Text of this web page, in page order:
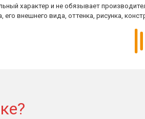
характер и не обязывает
внешнего вида, оттенка, рисунка,